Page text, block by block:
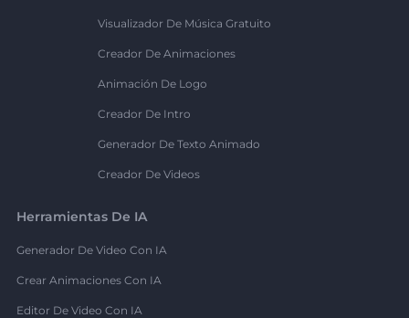
Visualizador De Música Gratuito
Creador De Animaciones
Animación De Logo
Creador De Intro
Generador De Texto Animado
Creador De Videos
Herramientas De IA
Generador De Video Con IA
Crear Animaciones Con IA
Editor De Video Con IA